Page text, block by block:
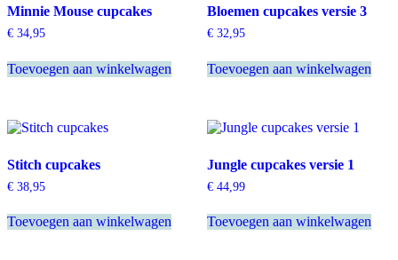
Minnie Mouse cupcakes
€ 34,95
Toevoegen aan winkelwagen
Bloemen cupcakes versie 3
€32,95
Toevoegen aan winkelwagen
Stitch cupcakes
€ 38,95
Toevoegen aan winkelwagen
Jungle cupcakes versie 1
€44,99
Toevoegen aan winkelwagen